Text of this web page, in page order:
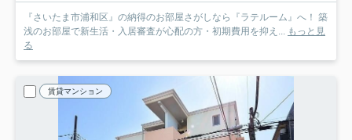
『さいたま市浦和区』の納得のお部屋さがしなら『ラテルーム』へ！ 築
浅のお部屋で新生活・入居審査が心配の方・初期費用を抑え... もっと見
る
賃貸マンション